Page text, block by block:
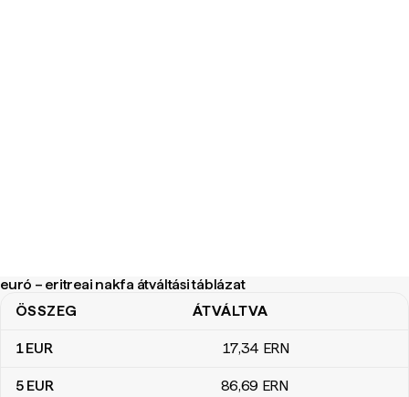
euró – eritreai nakfa átváltási táblázat
euró – eritreai nakfa átváltási táblázat
ÖSSZEG ÁTVÁLTVA
1EUR 17,34 ERN
5 EUR 86,69 ERN